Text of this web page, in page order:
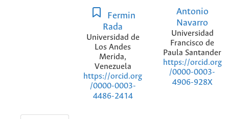
Fermin
Rada
Universidad de
Los Andes
Merida,
Venezuela
https://orcid.org
/0000-0003-
4486-2414
Antonio
Navarro
Universidad
Francisco de
Paula Santander
https://orcid.org
/0000-0003-
4906-928X